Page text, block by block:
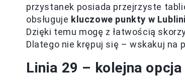
przystanek posiada przejrzyste
obsługuje kluczowe punkty w
Dzięki temu mogę z łatwością
Dlatego nie krępuj się – wskakuj na
Linia 29 – kolejna